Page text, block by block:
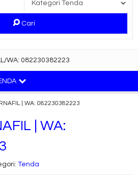
Cari
WA: 082230382223
| WA: 082230382223
| WA:
Tenda